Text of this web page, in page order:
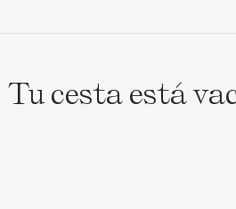
Tu cesta está